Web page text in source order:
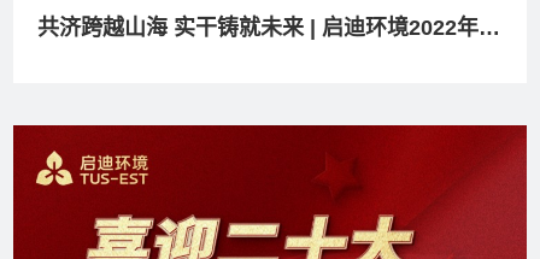
共济跨越山海 实干铸就未来 | 启迪环境2022年第三季度报告解读